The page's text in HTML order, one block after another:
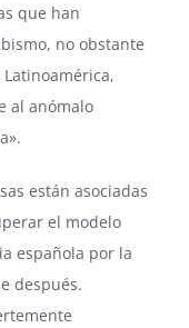
que han
no obstante
al anómalo
están asociadas
el modelo
española por la
después.